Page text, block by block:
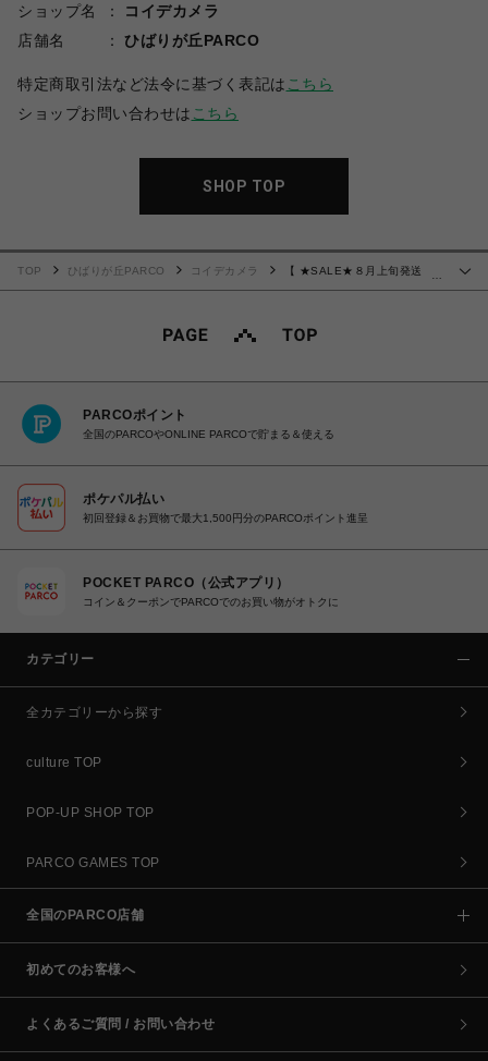
ショップ名
コイデカメラ
店舗名
ひばりが丘PARCO
特定商取引法など法令に基づく表記は こちら
ショップお問い合わせは こちら
SHOP TOP
…
TOP ひばりが丘PARCO コイデカメラ
【 ★SALE★８月上旬発送
PARCOポイント
全国のPARCOやONLINE PARCOで貯まる＆使える
ポケパル払い
初回登録＆お買物で最大1,500円分のPARCOポイント進呈
POCKET PARCO（公式アプリ）
コイン＆クーポンでPARCOでのお買い物がオトクに
カテゴリー
全カテゴリーから探す
culture TOP
POP-UP SHOP TOP
PARCO GAMES TOP
全国のPARCO店舗
初めてのお客様へ
よくあるご質問 / お問い合わせ